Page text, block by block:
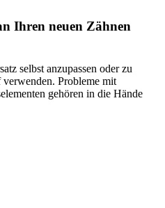
Ihren neuen Zähnen
selbst anzupassen oder zu
Probleme mit
gehören in die Hände